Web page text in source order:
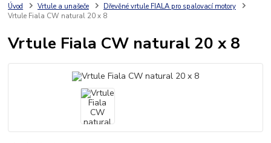
Úvod Vrtule a unašeče
Dřevěné vrtule FIALA pro spalovací motory
Vrtule Fiala CW natural 20 x 8
Vrtule Fiala CW natural 20 x 8